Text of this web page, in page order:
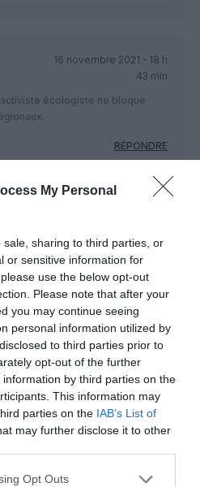
My Personal
sharing to third parties, or
or sensitive information for
use the below opt-out
Please note that after your
you may continue seeing
personal information utilized by
to third parties prior to
opt-out of the further
by third parties on the
This information may
parties on the IAB’s List of
may further disclose it to other
Opt Outs
16 novembre 2021 - 18 h
43 min
écologiste ne bloque
RÉPONDRE
pour le remplissage.
et faire une campagne de
Lille pour Noël de l’année
RÉPONDRE
17 novembre 2021 - 10
le bouche à oreille / réseaux